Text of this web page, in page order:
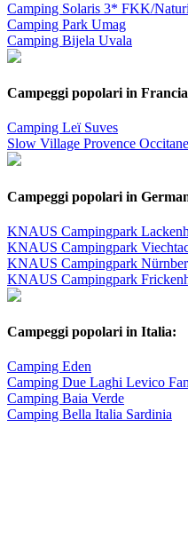
Camping Solaris 3* FKK/
Camping Park Umag
Camping Bijela Uvala
Campeggi popolari in
Camping Leï Suves
Slow Village Provence
Campeggi popolari in
KNAUS Campingpark
KNAUS Campingpark
KNAUS Campingpark
KNAUS Campingpark
Campeggi popolari in Italia:
Camping Eden
Camping Due Laghi Levico
Camping Baia Verde
Camping Bella Italia Sardinia